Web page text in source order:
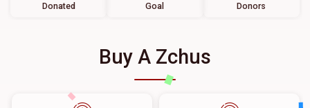
Donated Goal Donors
Buy A Zchus